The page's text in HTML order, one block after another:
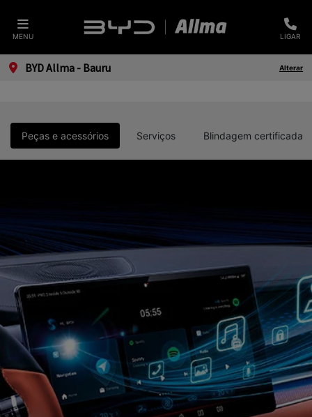
MENU LIGAR
BYD Allma - Bauru Alterar
Serviços
Peças e acessórios Blindagem certificada